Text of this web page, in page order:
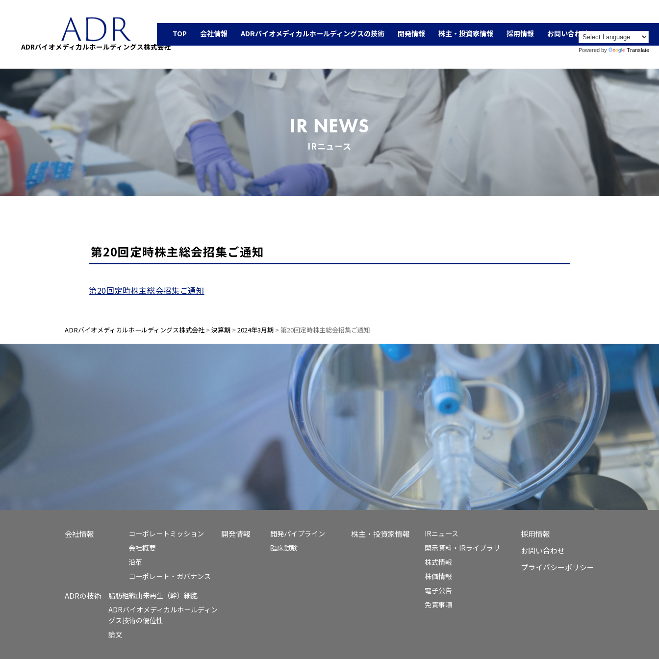
ADRバイオメディカルホールディングス株式会社 Powered by Translate
TOP 会社情報 ADRバイオメディカルホールディングスの技術 開発情報 株主・投資家情報 採用情報 お問い合わせ
IR NEWS
IRニュース
第20回定時株主総会招集ご通知
第20回定時株主総会招集ご通知
ADRバイオメディカルホールディングス株式会社 >決算期 >2024年3月期 >第20回定時株主総会招集ご通知
会社情報
コーポレートミッション
会社概要
沿革
コーポレート・ガバナンス
ADRの技術
脂肪組織由来再生（幹）細胞
ADRバイオメディカルホールディン
グス技術の優位性
論文
開発情報
開発パイプライン
臨床試験
株主・投資家情報
IRニュース
開示資料・IRライブラリ
株式情報
株価情報
電子公告
免責事項
採用情報
お問い合わせ
プライバシーポリシー